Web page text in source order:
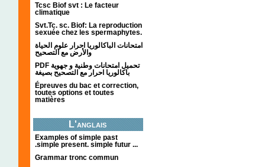
Tcsc Biof svt : Le facteur
climatique
Svt.Tc. sc. Biof: La reproduction
sexuée chez les spermaphytes.
امتحانات الباكالوريا احرار علوم الحياة
والأرض مع التصحيح
PDF تحميل امتحانات وطنية و جهوية
باكالوريا احرار مع التصحيح بصيغة
Épreuves du bac et correction,
toutes options et toutes
matières
L'anglais
Examples of simple past
.simple present. simple futur ...
Grammar tronc commun